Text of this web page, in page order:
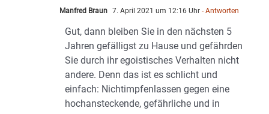
Manfred Braun 7. April 2021 um 12:16 Uhr - Antworten
Gut, dann bleiben Sie in den nächsten 5
Jahren gefälligst zu Hause und gefährden
Sie durch ihr egoistisches Verhalten nicht
andere. Denn das ist es schlicht und
einfach: Nichtimpfenlassen gegen eine
hochansteckende, gefährliche und in